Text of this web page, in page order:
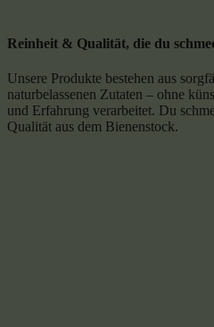
Reinheit & Qualität, die du
Unsere Produkte bestehen aus
naturbelassenen Zutaten – ohne
und Erfahrung verarbeitet. Du
Qualität aus dem Bienenstock.